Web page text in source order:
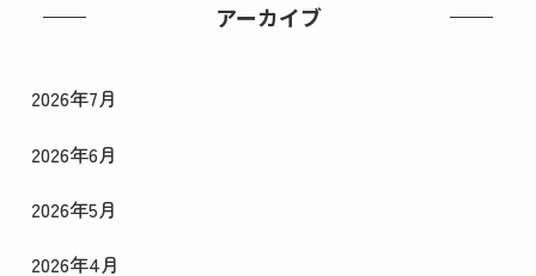
アーカイブ
2026年7月
2026年6月
2026年5月
2026年4月